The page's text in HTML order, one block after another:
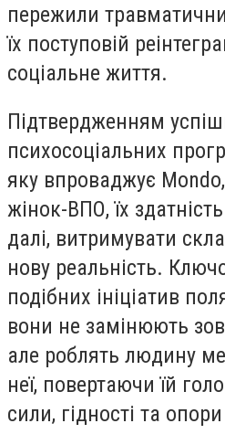
пережили
їх поступовій
соціальне життя.
Підтвердженням
психосоціальних
яку впроваджує Mondo,
жінок-ВПО, їх
далі, витримувати
нову реальність.
подібних ініціатив
вони не замінюють
але роблять людину
неї, повертаючи їй
сили, гідності та